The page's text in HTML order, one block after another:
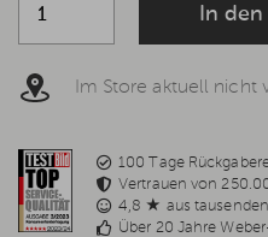
In
Im Store aktuell nicht
100 Tage
Vertrauen von
4,8 ★ aus
Über 20 Jahre